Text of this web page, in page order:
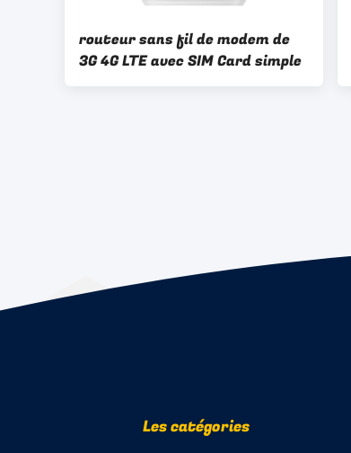
routeur sans fil de modem de
3G 4G LTE avec SIM Card simple
Les catégories